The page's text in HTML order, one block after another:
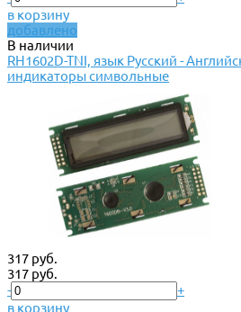
в корзину
добавлено
В наличии
RH1602D-TNI, язык Русский -
индикаторы символьные
317 руб.
317 руб.
-
+
в корзину